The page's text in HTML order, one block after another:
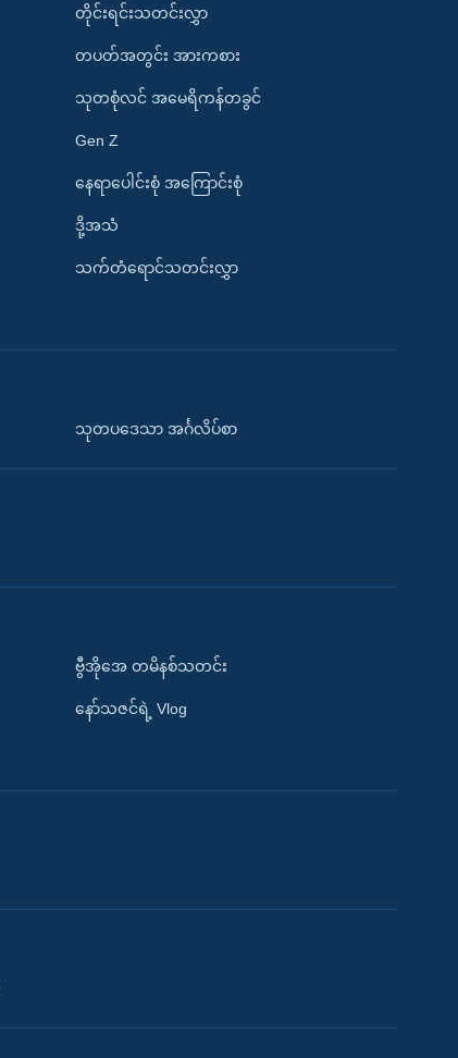
တိုင်းရင်းသတင်းလွှာ
တပတ်အတွင်း အားကစား
သုတစုံလင် အမေရိကန်တခွင်
Gen Z
နေရာပေါင်းစုံ အကြောင်းစုံ
ဒို့အသံ
သက်တံရောင်သတင်းလွှာ
သုတပဒေသာ အင်္ဂလိပ်စာ
ဗွီအိုအေ တမိနစ်သတင်း
နော်သဇင်ရဲ့ Vlog